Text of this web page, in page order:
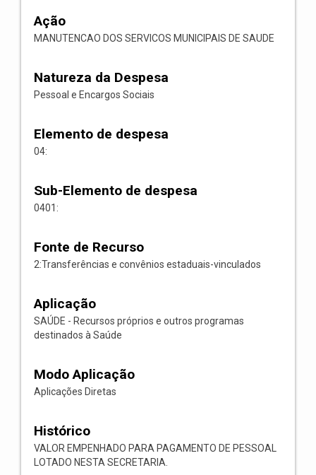
Ação
MANUTENCAO DOS SERVICOS MUNICIPAIS DE SAUDE
Natureza da Despesa
Pessoal e Encargos Sociais
Elemento de despesa
04:
Sub-Elemento de despesa
0401:
Fonte de Recurso
2:Transferências e convênios estaduais-vinculados
Aplicação
SAÚDE - Recursos próprios e outros programas
destinados à Saúde
Modo Aplicação
Aplicações Diretas
Histórico
VALOR EMPENHADO PARA PAGAMENTO DE PESSOAL
LOTADO NESTA SECRETARIA.